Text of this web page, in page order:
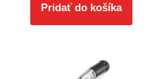
Pridať do košíka